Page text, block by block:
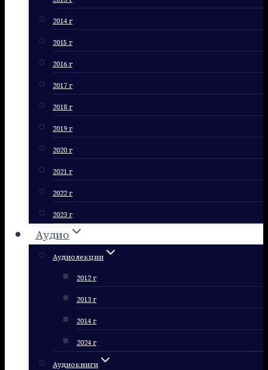
2014 г
2015 г
2016 г
2017 г
2018 г
2019 г
2020 г
2021 г
2022 г
2023 г
Аудио
Аудиолекции
2012 г
2013 г
2014 г
2024 г
Аудиокниги